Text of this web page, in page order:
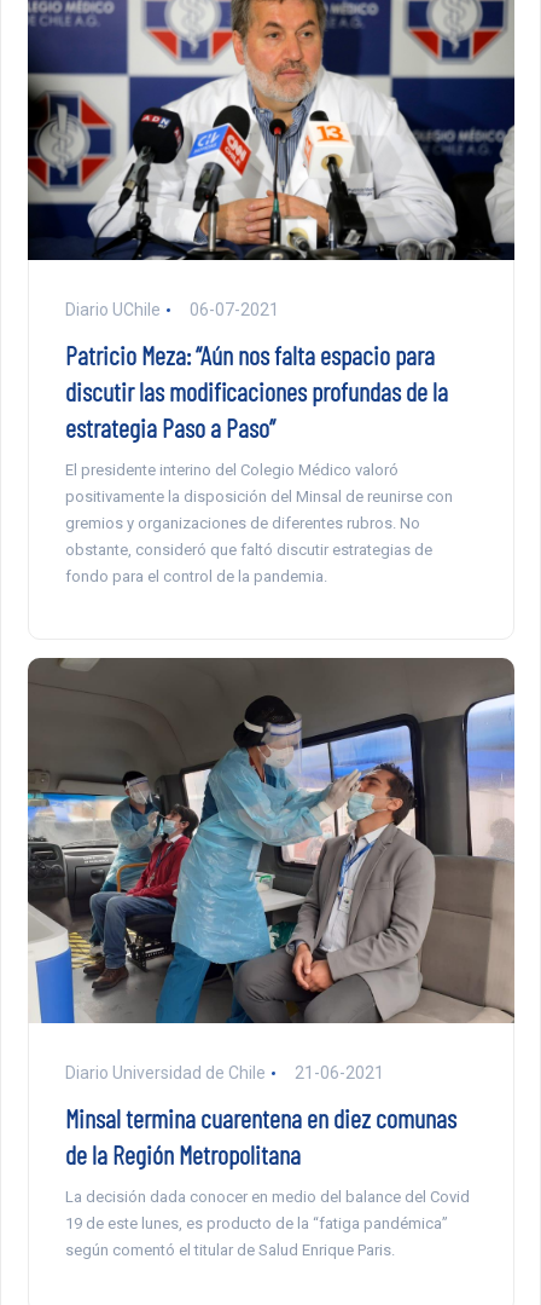
Diario UChile 06-07-2021
Patricio Meza: “Aún nos falta espacio para
discutir las modificaciones profundas de la
estrategia Paso a Paso”
El presidente interino del Colegio Médico valoró
positivamente la disposición del Minsal de reunirse con
gremios y organizaciones de diferentes rubros. No
obstante, consideró que faltó discutir estrategias de
fondo para el control de la pandemia.
Diario Universidad de Chile 21-06-2021
Minsal termina cuarentena en diez comunas
de la Región Metropolitana
La decisión dada conocer en medio del balance del Covid
19 de este lunes, es producto de la “fatiga pandémica”
según comentó el titular de Salud Enrique Paris.